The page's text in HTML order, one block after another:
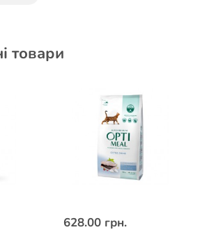
товари
628.00 грн.